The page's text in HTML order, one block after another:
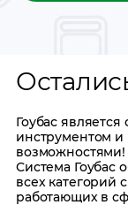
Гоубас
инструментом
возможностями!
Система Гоубас
всех категорий
работающих в